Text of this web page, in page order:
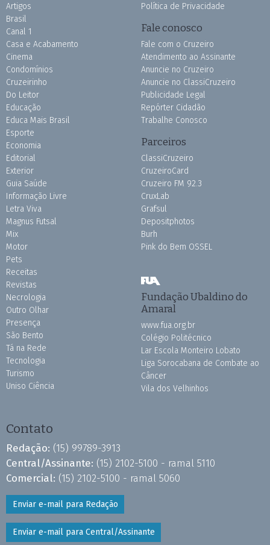
Artigos
Brasil
Canal 1
Casa e Acabamento
Cinema
Condomínios
Cruzeirinho
Do Leitor
Educação
Educa Mais Brasil
Esporte
Economia
Editorial
Exterior
Guia Saúde
Informação Livre
Letra Viva
Magnus Futsal
Mix
Motor
Pets
Receitas
Revistas
Necrologia
Outro Olhar
Presença
São Bento
Tá na Rede
Tecnologia
Turismo
Uniso Ciência
Política de Privacidade
Fale conosco
Fale com o Cruzeiro
Atendimento ao Assinante
Anuncie no Cruzeiro
Anuncie no ClassiCruzeiro
Publicidade Legal
Repórter Cidadão
Trabalhe Conosco
Parceiros
ClassiCruzeiro
CruzeiroCard
Cruzeiro FM 92.3
CruxLab
Grafsul
Depositphotos
Burh
Pink do Bem OSSEL
Fundação Ubaldino do
Amaral
www.fua.org.br
Colégio Politécnico
Lar Escola Monteiro Lobato
Liga Sorocabana de Combate ao
Câncer
Vila dos Velhinhos
Contato
Redação: (15) 99789-3913
Central/Assinante: (15) 2102-5100 - ramal 5110
Comercial: (15) 2102-5100 - ramal 5060
Enviar e-mail para Redação
Enviar e-mail para Central/Assinante